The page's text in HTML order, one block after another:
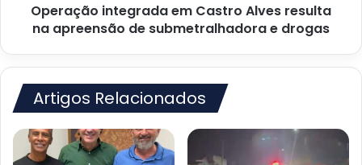
submetralhadora
Operação integrada em Castro Alves resulta
na apreensão de submetralhadora e drogas
Artigos Relacionados